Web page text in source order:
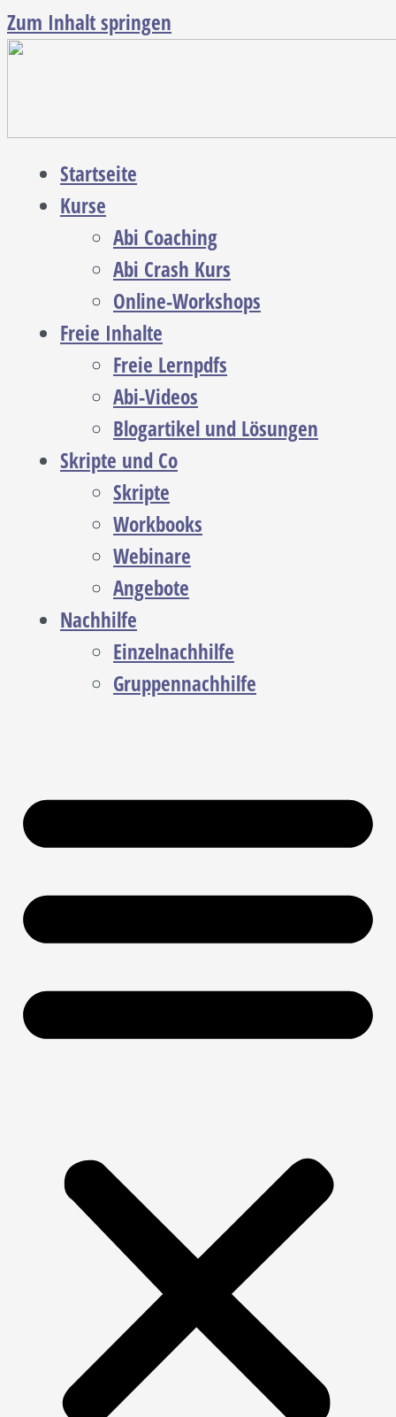
Zum Inhalt springen
Startseite
Kurse
Abi Coaching
Abi Crash Kurs
Online-Workshops
Freie Inhalte
Freie Lernpdfs
Abi-Videos
Blogartikel und Lösungen
Skripte und Co
Skripte
Workbooks
Webinare
Angebote
Nachhilfe
Einzelnachhilfe
Gruppennachhilfe